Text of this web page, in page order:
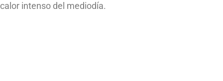
calor intenso del mediodía.